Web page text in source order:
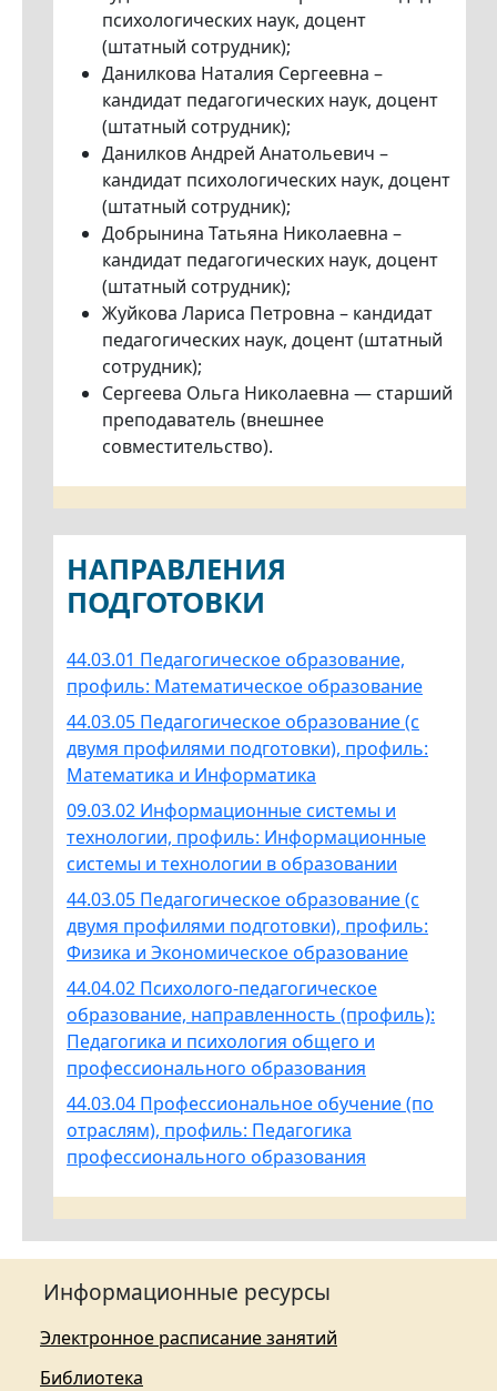
психологических наук, доцент
(штатный сотрудник);
Данилкова Наталия Сергеевна –
кандидат педагогических наук, доцент
(штатный сотрудник);
Данилков Андрей Анатольевич –
кандидат психологических наук, доцент
(штатный сотрудник);
Добрынина Татьяна Николаевна –
кандидат педагогических наук, доцент
(штатный сотрудник);
Жуйкова Лариса Петровна – кандидат
педагогических наук, доцент (штатный
сотрудник);
Сергеева Ольга Николаевна — старший
преподаватель (внешнее
совместительство).
НАПРАВЛЕНИЯ
ПОДГОТОВКИ
44.03.01 Педагогическое образование,
профиль: Математическое образование
44.03.05 Педагогическое образование (с
двумя профилями подготовки), профиль:
Математика и Информатика
09.03.02 Информационные системы и
технологии, профиль: Информационные
системы и технологии в образовании
44.03.05 Педагогическое образование (с
двумя профилями подготовки), профиль:
Физика и Экономическое образование
44.04.02 Психолого-педагогическое
образование, направленность (профиль):
Педагогика и психология общего и
профессионального образования
44.03.04 Профессиональное обучение (по
отраслям), профиль: Педагогика
профессионального образования
Информационные ресурсы
Электронное расписание занятий
Библиотека